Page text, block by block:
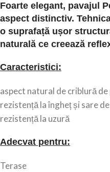
Foarte elegant, pavajul
aspect distinctiv.
o suprafață ușor
naturală ce creează
Caracteristici:
aspect natural de criblură
rezistență la îngheț și sare
rezistență la uzură
Adecvat pentru:
Terase